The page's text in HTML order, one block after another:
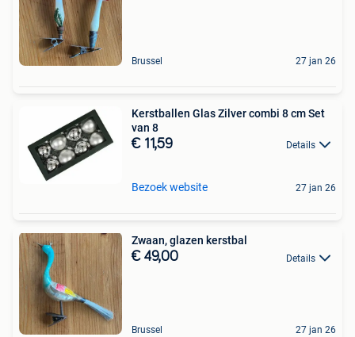
Brussel 27 jan 26
Kerstballen Glas Zilver combi 8 cm Set
van 8
€ 11,59 Details
Bezoek website 27 jan 26
Zwaan, glazen kerstbal
€ 49,00 Details
Brussel 27 jan 26